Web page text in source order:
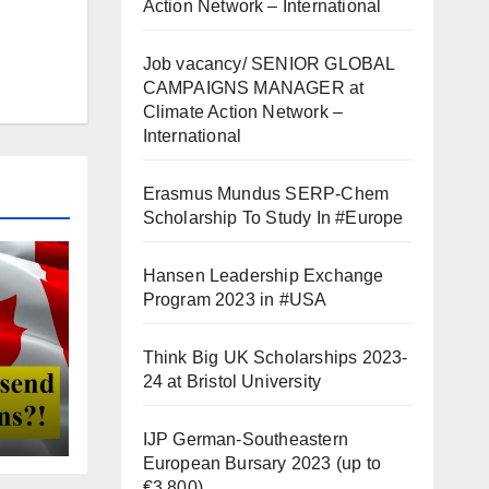
Action Network – International
Job vacancy/ SENIOR GLOBAL
CAMPAIGNS MANAGER at
Climate Action Network –
International
Erasmus Mundus SERP-Chem
Scholarship To Study In #Europe
Hansen Leadership Exchange
Program 2023 in #USA
Think Big UK Scholarships 2023-
24 at Bristol University
IJP German-Southeastern
European Bursary 2023 (up to